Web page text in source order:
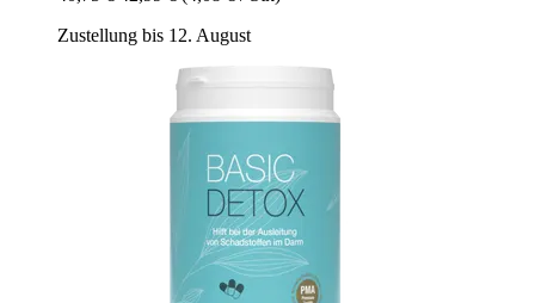
Zustellung bis 12. August